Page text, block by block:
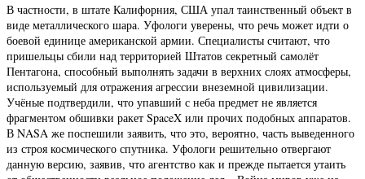
В частности, в штате Калифорния, США упал таинственный объект в
виде металлического шара. Уфологи уверены, что речь может идти о
боевой единице американской армии. Специалисты считают, что
пришельцы сбили над территорией Штатов секретный самолёт
Пентагона, способный выполнять задачи в верхних слоях атмосферы,
используемый для отражения агрессии внеземной цивилизации.
Учёные подтвердили, что упавший с неба предмет не является
фрагментом обшивки ракет SpaceX или прочих подобных аппаратов.
В NASA же поспешили заявить, что это, вероятно, часть выведенного
из строя космического спутника. Уфологи решительно отвергают
данную версию, заявив, что агентство как и прежде пытается утаить